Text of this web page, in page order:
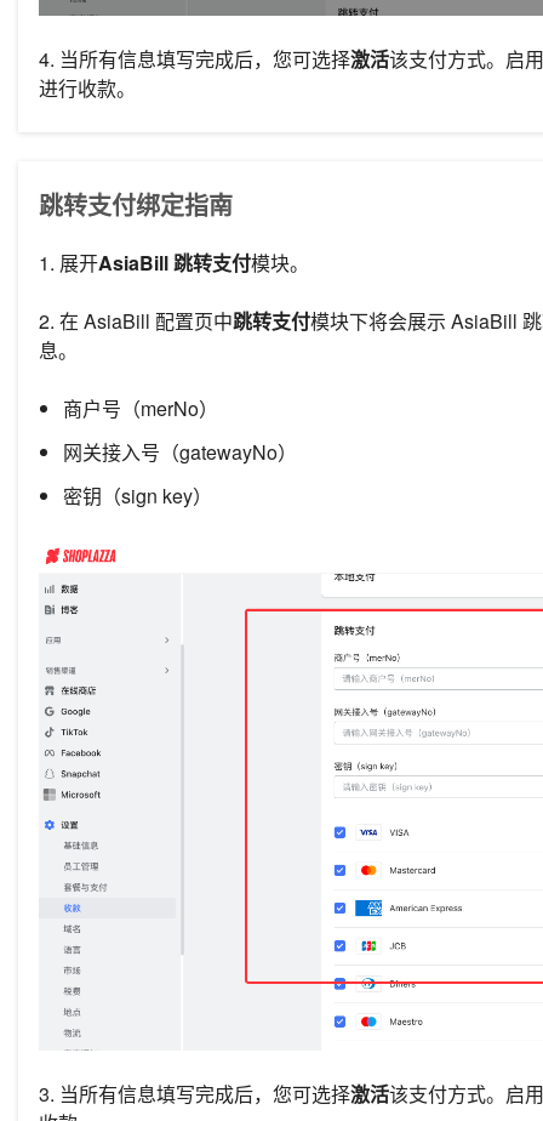
4. 当所有信息填写完成后，您可选择激活该支付方式。启
进行收款。
跳转支付绑定指南
1. 展开AsiaBill跳转支付模块。
2. 在 AsiaBill 配置页中跳转支付模块下将会展示 AsiaBill
息。
商户号（merNo）
网关接入号（gatewayNo）
密钥（sign key）
3. 当所有信息填写完成后，您可选择激活该支付方式。启